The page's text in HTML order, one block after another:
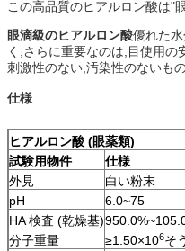
この高品質のヒアルロン酸は"
眼滴級のヒアルロン酸優れた
く,さらに重要なのは,目使用の
刺激性のない,汚染性のないも
仕様
ヒアルロン酸 (眼薬類)
試験用物件
仕様
外見
白い粉末
pH
6.0~75
HA 検査 (乾燥基)
分子重量
≥1.50×106そ